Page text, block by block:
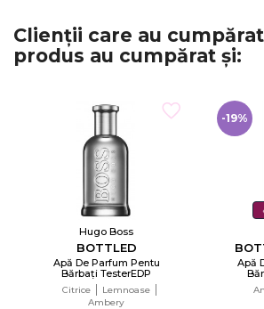
Clienții care au
produs au cumpărat și:
Hugo Boss
BOTTLED
Apă De Parfum Pentu
Bărbați TesterEDP
Citrice
Lemnoase
Ambery
-19%
Apă